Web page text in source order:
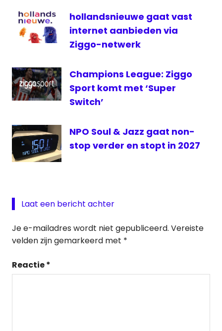
televisie
hollandsnieuwe gaat vast
internet aanbieden via
Ziggo-netwerk
Champions League: Ziggo
Sport komt met ‘Super
Switch’
NPO Soul & Jazz gaat non-
stop verder en stopt in 2027
Laat een bericht achter
Je e-mailadres wordt niet gepubliceerd. Vereiste
velden zijn gemarkeerd met *
Reactie*